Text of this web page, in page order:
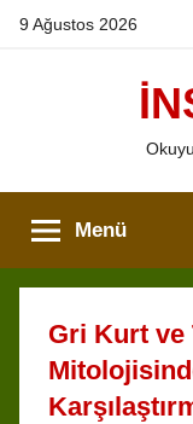
İçeriğe
9 Ağustos 2026
Menü
Gri Kurt ve